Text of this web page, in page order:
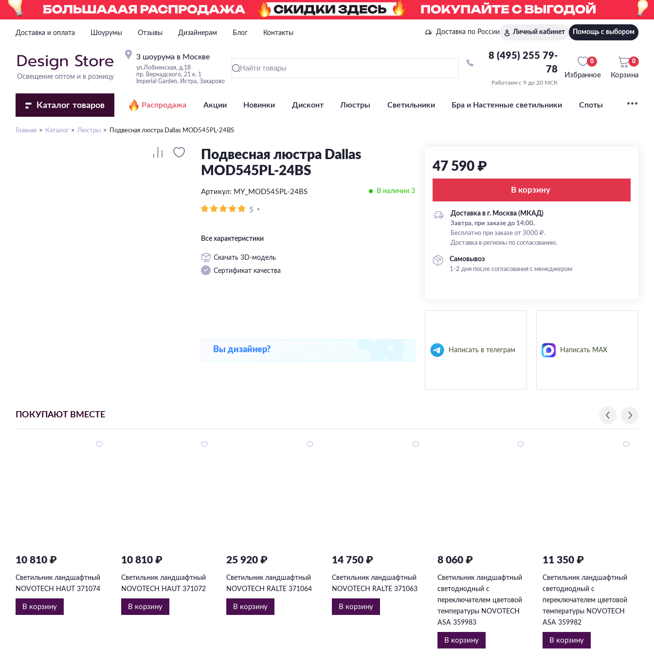
Доставка и оплата Шоурумы Отзывы Дизайнерам Блог Контакты Доставка по России Личный кабинет Помощь с выбором
Освещение оптом и в розницу
3 шоурума в Москве
ул.Лобненская, д.18
пр. Вернадского, 21 к. 1
Imperial Garden, Истра, Захарово
8 (495) 255 79-
78
Работаем с 9 до 20 МСК
Избранное
0
Корзина
0
Каталог товаров Распродажа Акции Новинки Дисконт Люстры Светильники Бра и Настенные светильники Споты
Главная Каталог Люстры Подвесная люстра Dallas MOD545PL-24BS
Подвесная люстра Dallas
MOD545PL-24BS
Артикул: MY_MOD545PL-24BS В наличии 3
5
Все характеристики
Скачать 3D-модель
Сертификат качества
47 590 ₽
В корзину
Доставка в г. Москва (МКАД)
Завтра, при заказе до 14:00.
Бесплатно при заказе от 3000 ₽.
Доставка в регионы по согласованию.
Самовывоз
1-2 дня после согласования с менеджером
Вы дизайнер? Написать в телеграм Написать MAX
ПОКУПАЮТ ВМЕСТЕ
10 810 ₽
Светильник ландшафтный
NOVOTECH HAUT 371074
В корзину
10 810 ₽
Светильник ландшафтный
NOVOTECH HAUT 371072
В корзину
25 920 ₽
Светильник ландшафтный
NOVOTECH RALTE 371064
В корзину
14 750 ₽
Светильник ландшафтный
NOVOTECH RALTE 371063
В корзину
8 060 ₽
Светильник ландшафтный
светодиодный с
переключателем цветовой
температуры NOVOTECH
ASA 359983
В корзину
11 350 ₽
Светильник ландшафтный
светодиодный с
переключателем цветовой
температуры NOVOTECH
ASA 359982
В корзину